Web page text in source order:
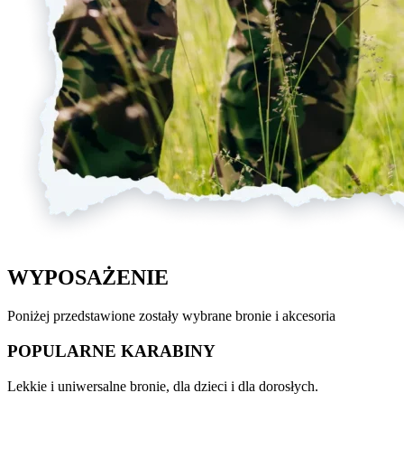
WYPOSAŻENIE
Poniżej przedstawione zostały wybrane bronie i akcesoria
POPULARNE KARABINY
Lekkie i uniwersalne bronie, dla dzieci i dla dorosłych.